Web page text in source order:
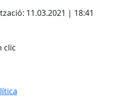
11.03.2021 | 18:41
clic